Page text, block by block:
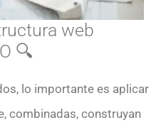
web
🔍
lo importante es aplicar
combinadas, construyan